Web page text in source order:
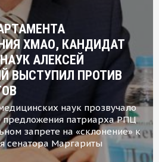
ХМАО, КАНДИДАТ
АЛЕКСЕЙ
ВЫСТУПИЛ ПРОТИВ
наук прозвучало
предложения патриарха РПЦ
запрете на «склонение» к
сенатора Маргариты